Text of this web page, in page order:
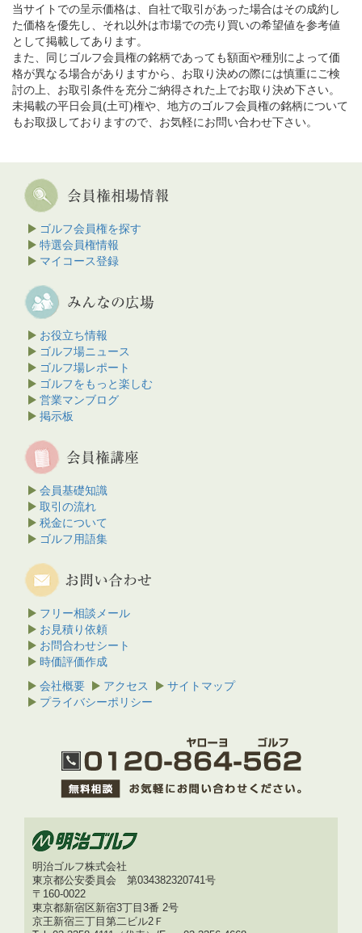
当サイトでの呈示価格は、自社で取引があった場合はその成約し
た価格を優先し、それ以外は市場での売り買いの希望値を参考値
として掲載してあります。
また、同じゴルフ会員権の銘柄であっても額面や種別によって価
格が異なる場合がありますから、お取り決めの際には慎重にご検
討の上、お取引条件を充分ご納得された上でお取り決め下さい。
未掲載の平日会員(土可)権や、地方のゴルフ会員権の銘柄について
もお取扱しておりますので、お気軽にお問い合わせ下さい。
ゴルフ会員権を探す
特選会員権情報
マイコース登録
お役立ち情報
ゴルフ場ニュース
ゴルフ場レポート
ゴルフをもっと楽しむ
営業マンブログ
掲示板
会員基礎知識
取引の流れ
税金について
ゴルフ用語集
フリー相談メール
お見積り依頼
お問合わせシート
時価評価作成
会社概要
アクセス
サイトマップ
プライバシーポリシー
明治ゴルフ株式会社
東京都公安委員会 第034382320741号
〒160-0022
東京都新宿区新宿3丁目3番 2号
京王新宿三丁目第二ビル2Ｆ